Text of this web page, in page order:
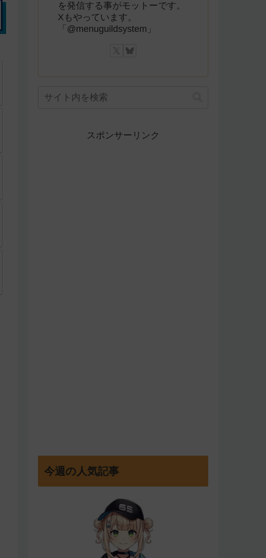
を発信する事がモットーです。
Xもやっています。
「@menuguildsystem」
スポンサーリンク
今週の人気記事